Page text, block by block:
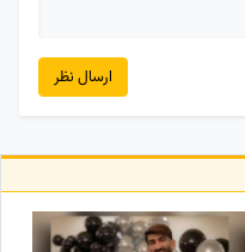
ارسال نظر